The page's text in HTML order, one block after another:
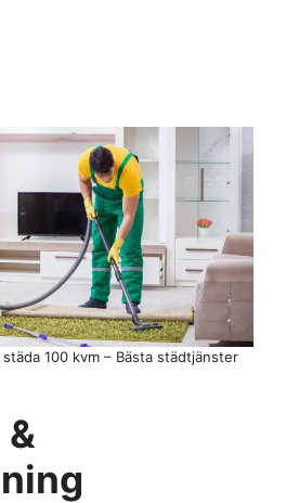
100 kvm – Bästa städtjänster